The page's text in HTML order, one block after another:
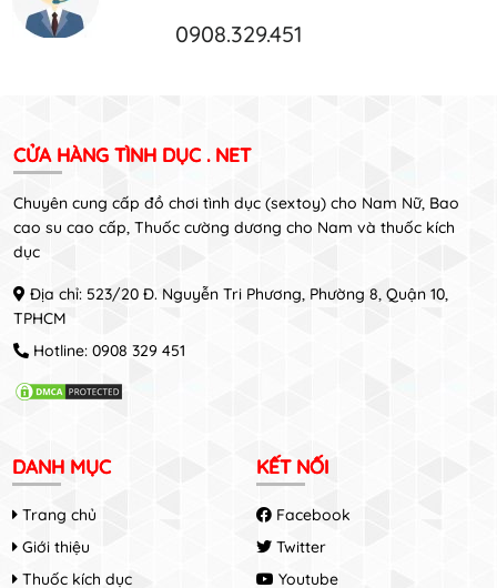
0908.329.451
CỬA HÀNG TÌNH DỤC . NET
Chuyên cung cấp đồ chơi tình dục (sextoy) cho Nam Nữ, Bao
cao su cao cấp, Thuốc cường dương cho Nam và thuốc kích
dục
Địa chỉ: 523/20 Đ. Nguyễn Tri Phương, Phường 8, Quận 10,
TPHCM
Hotline: 0908 329 451
DANH MỤC
Trang chủ
Giới thiệu
Thuốc kích dục
KẾT NỐI
Facebook
Twitter
Youtube